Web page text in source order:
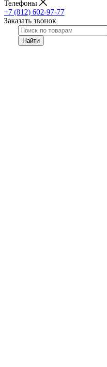
Телефоны
+7 (812) 602-97-77
Заказать звонок
Найти